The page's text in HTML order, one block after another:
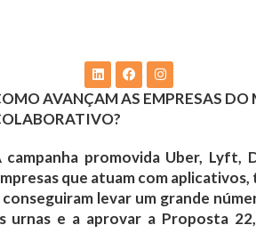
AVANÇAM AS EMPRESAS DO
campanha promovida Uber, Lyft,
que atuam com
conseguiram levar um grande
urnas e a aprovar a Proposta